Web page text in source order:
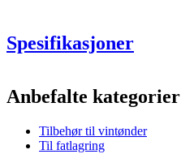
Spesifikasjoner
ProduktnummerBRSI25
Dimensjoner (BxHxD cm)
Anbefalte kategorier
Tilbehør til vintønder
Til fatlagring